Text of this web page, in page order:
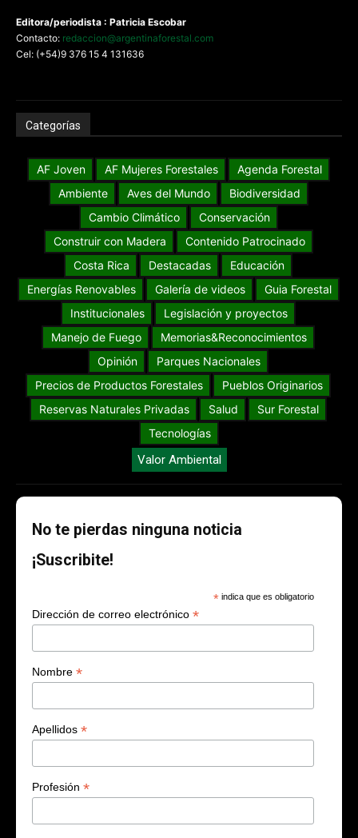
Editora/periodista : Patricia Escobar
Contacto: redaccion@argentinaforestal.com
Cel: (+54)9 376 15 4 131636
Categorías
AF Joven AF Mujeres Forestales
Agenda Forestal
Ambiente
Aves del Mundo
Biodiversidad
Cambio Climático
Conservación
Construir con Madera
Contenido Patrocinado
Costa Rica
Destacadas
Educación
Energías Renovables
Galería de videos
Guia Forestal
Institucionales
Legislación y proyectos
Manejo de Fuego
Memorias&Reconocimientos
Opinión
Parques Nacionales
Precios de Productos Forestales
Pueblos Originarios
Reservas Naturales Privadas
Salud
Sur Forestal
Tecnologías
Valor Ambiental
No te pierdas ninguna noticia
¡Suscribite!
* indica que es obligatorio
Dirección de correo electrónico *
Nombre *
Apellidos *
Profesión *